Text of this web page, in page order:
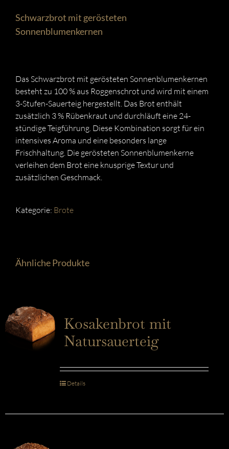
Schwarzbrot mit gerösteten
Sonnenblumenkernen
Das Schwarzbrot mit gerösteten Sonnenblumenkernen
besteht zu 100 % aus Roggenschrot und wird mit einem
3-Stufen-Sauerteig hergestellt. Das Brot enthält
zusätzlich 3 % Rübenkraut und durchläuft eine 24-
stündige Teigführung. Diese Kombination sorgt für ein
intensives Aroma und eine besonders lange
Frischhaltung. Die gerösteten Sonnenblumenkerne
verleihen dem Brot eine knusprige Textur und
zusätzlichen Geschmack.
Kategorie: Brote
Ähnliche Produkte
Kosakenbrot mit
Natursauerteig
Details